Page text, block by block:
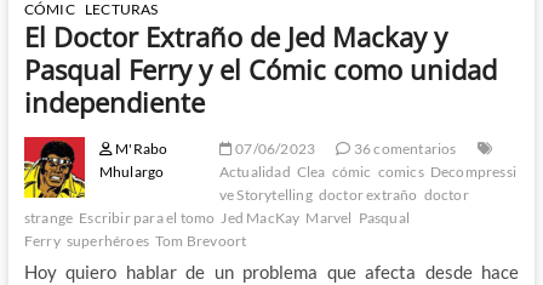
CÓMIC LECTURAS
El Doctor Extraño de Jed Mackay y
Pasqual Ferry y el Cómic como unidad
independiente
M'Rabo
Mhulargo
07/06/2023
36 comentarios
Actualidad Clea cómic comics Decompressi
ve Storytelling doctor extraño doctor
strange Escribir para el tomo Jed MacKay Marvel Pasqual
Ferry superhéroes Tom Brevoort
Hoy quiero hablar de un problema que afecta desde hace